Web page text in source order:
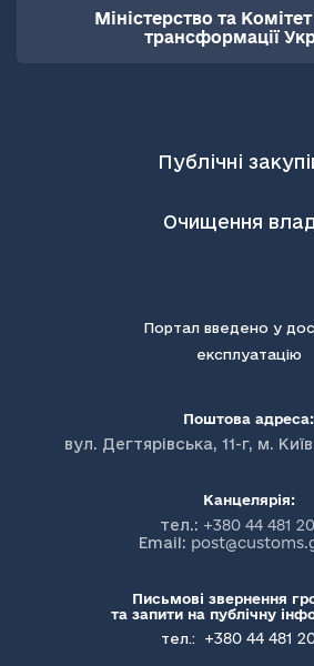
Міністерство та
трансформації
Публічні
Очищення
Портал введено у
експлуатацію
Поштова адреса:
вул. Дегтярівська, 11-г, м.
Канцелярія:
тел.: +380 44 481
Email:
Письмові звернення
та запити на публічну
тел.:
+380 44 481